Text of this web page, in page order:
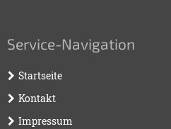
Service-Navigation
Startseite
Kontakt
Impressum